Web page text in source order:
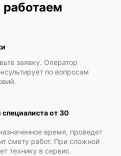
заявку. Оператор
по вопросам
от 30
время, проведет
смету работ. При сложной
технику в сервис.